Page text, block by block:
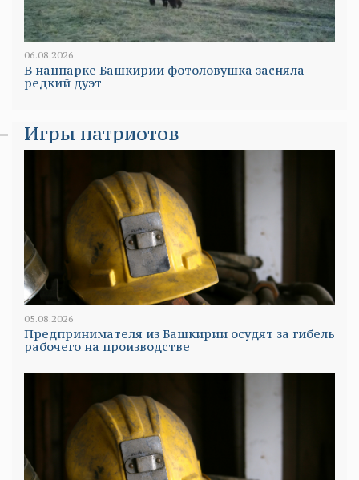
06.08.2026
В нацпарке Башкирии фотоловушка засняла
редкий дуэт
Игры патриотов
05.08.2026
Предпринимателя из Башкирии осудят за гибель
рабочего на производстве